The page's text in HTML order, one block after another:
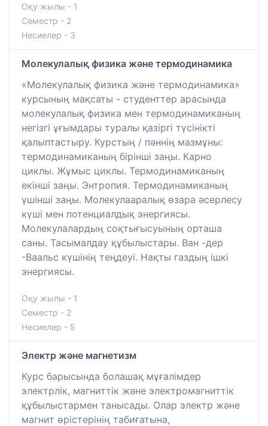
Оқу жылы - 1
Семестр - 2
Несиелер - 3
Молекулалық физика және термодинамика
«Молекулалық физика және термодинамика»
курсының мақсаты - студенттер арасында
молекулалық физика мен термодинамиканың
негізгі ұғымдары туралы қазіргі түсінікті
қалыптастыру. Курстың / пәннің мазмұны:
термодинамиканың бірінші заңы. Карно
циклы. Жұмыс циклы. Термодинамиканың
екінші заңы. Энтропия. Термодинамиканың
үшінші заңы. Молекулааралық өзара әсерлесу
күші мен потенциалдық энергиясы.
Молекулалардың соқтығысуының орташа
саны. Тасымалдау құбылыстары. Ван -дер
-Ваальс күшінің теңдеуі. Нақты газдың ішкі
энергиясы.
Оқу жылы - 1
Семестр - 2
Несиелер - 5
Электр және магнетизм
Курс барысында болашақ мұғалімдер
электрлік, магниттік және электромагниттік
құбылыстармен танысады. Олар электр және
магнит өрістерінің табиғатына,